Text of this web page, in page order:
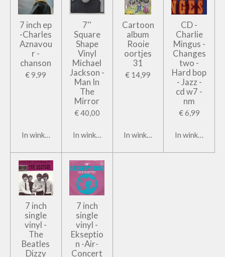
7 inch ep
-Charles
Aznavou
r -
chanson
€ 9,99
In winkelwagen
7''
Square
Shape
Vinyl
Michael
Jackson -
Man In
The
Mirror
€ 40,00
In winkelwagen
Cartoon
album
Rooie
oortjes
31
€ 14,99
In winkelwagen
CD -
Charlie
Mingus -
Changes
two -
Hard bop
- Jazz -
cd w7 -
nm
€ 6,99
In
7 inch
single
vinyl -
The
Beatles
Dizzy
7 inch
single
vinyl -
Ekseptio
n -Air-
Concert